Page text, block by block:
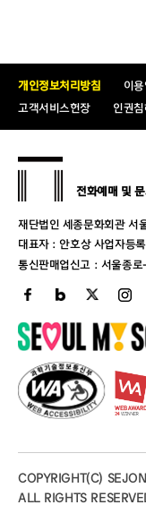
개인정보처리방침 이
고객서비스헌장
인권
재단법인 세종문화회관 서
대표자 : 안호상 사업자등
통신판매업신고 : 서울종
전화예매 및 문
COPYRIGHT(C)
ALL RIGHTS